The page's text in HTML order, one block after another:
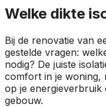
Welke dikte
Bij de renovatie van
gestelde vragen:
nodig? De juiste
comfort in je woning,
op je energieverbruik
gebouw.